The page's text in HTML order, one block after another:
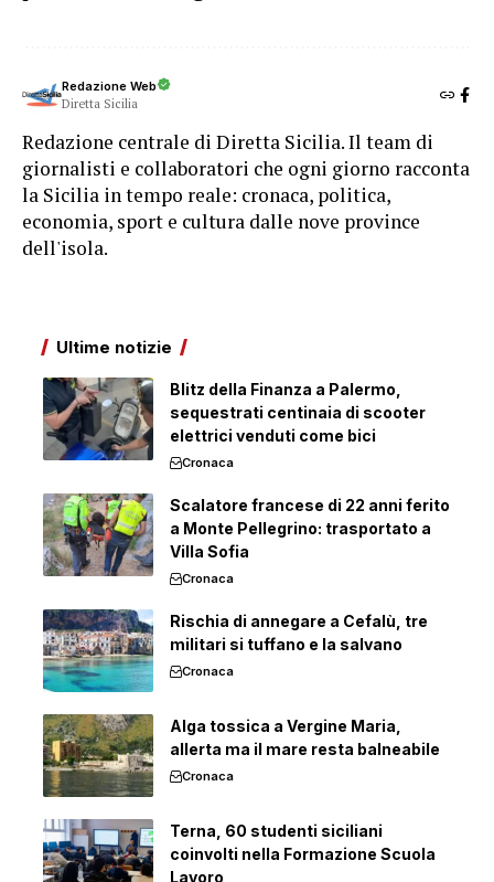
Redazione Web
Diretta Sicilia
Redazione centrale di Diretta Sicilia. Il team di
giornalisti e collaboratori che ogni giorno racconta
la Sicilia in tempo reale: cronaca, politica,
economia, sport e cultura dalle nove province
dell'isola.
Ultime notizie
Blitz della Finanza a Palermo,
sequestrati centinaia di scooter
elettrici venduti come bici
Cronaca
Scalatore francese di 22 anni ferito
a Monte Pellegrino: trasportato a
Villa Sofia
Cronaca
Rischia di annegare a Cefalù, tre
militari si tuffano e la salvano
Cronaca
Alga tossica a Vergine Maria,
allerta ma il mare resta balneabile
Cronaca
Terna, 60 studenti siciliani
coinvolti nella Formazione Scuola
Lavoro